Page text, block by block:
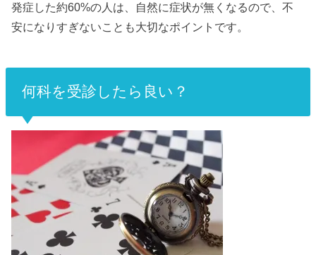
発症した約60%の人は、自然に症状が無くなるので、不
安になりすぎないことも大切なポイントです。
何科を受診したら良い？